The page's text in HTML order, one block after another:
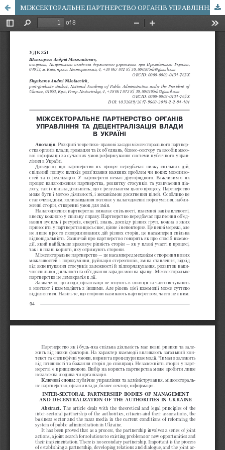
МІЖСЕКТОРАЛЬНЕ ПАРТНЕРСТВО ОРГАНІВ УПРАВЛІННЯ ТА ДЕЦЕНТРАЛІЗАЦІЯ ВЛАДИ В УКРАЇНІ